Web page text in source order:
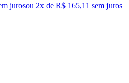
jurosou 2x de R$ 165,11 sem juros